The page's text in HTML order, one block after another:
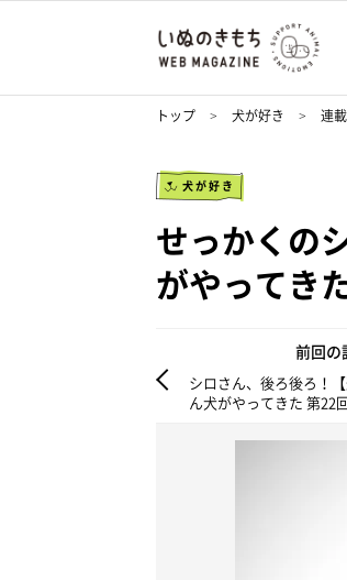
トップ 犬が好き 連載
犬が好き
せっかくの
がやってき
前回の
シロさん、後ろ後ろ！
ん犬がやってきた 第22